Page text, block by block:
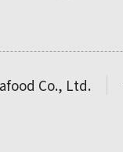
Co., Ltd.